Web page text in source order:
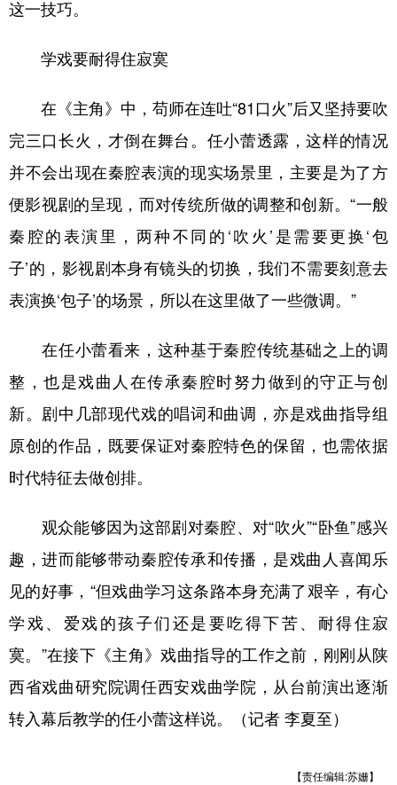
这一技巧。
学戏要耐得住寂寞
在《主角》中，苟师在连吐“81口火”后又坚持要吹
完三口长火，才倒在舞台。任小蕾透露，这样的情况
并不会出现在秦腔表演的现实场景里，主要是为了方
便影视剧的呈现，而对传统所做的调整和创新。“一般
秦腔的表演里，两种不同的‘吹火’是需要更换‘包
子’的，影视剧本身有镜头的切换，我们不需要刻意去
表演换‘包子’的场景，所以在这里做了一些微调。”
在任小蕾看来，这种基于秦腔传统基础之上的调
整，也是戏曲人在传承秦腔时努力做到的守正与创
新。剧中几部现代戏的唱词和曲调，亦是戏曲指导组
原创的作品，既要保证对秦腔特色的保留，也需依据
时代特征去做创排。
观众能够因为这部剧对秦腔、对“吹火”“卧鱼”感兴
趣，进而能够带动秦腔传承和传播，是戏曲人喜闻乐
见的好事，“但戏曲学习这条路本身充满了艰辛，有心
学戏、爱戏的孩子们还是要吃得下苦、耐得住寂
寞。”在接下《主角》戏曲指导的工作之前，刚刚从陕
西省戏曲研究院调任西安戏曲学院，从台前演出逐渐
转入幕后教学的任小蕾这样说。（记者 李夏至）
【责任编辑:苏姗】